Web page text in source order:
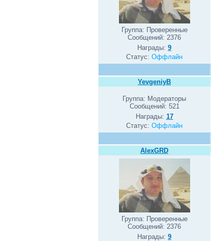
Группа: Проверенные
Сообщений: 2376
Награды: 9
Статус: Оффлайн
YevgeniyB
Группа: Модераторы
Сообщений: 521
Награды: 17
Статус: Оффлайн
AlexGRD
Группа: Проверенные
Сообщений: 2376
Награды: 9